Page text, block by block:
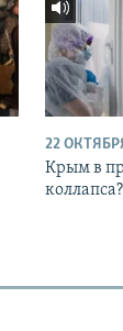
22
Крым в